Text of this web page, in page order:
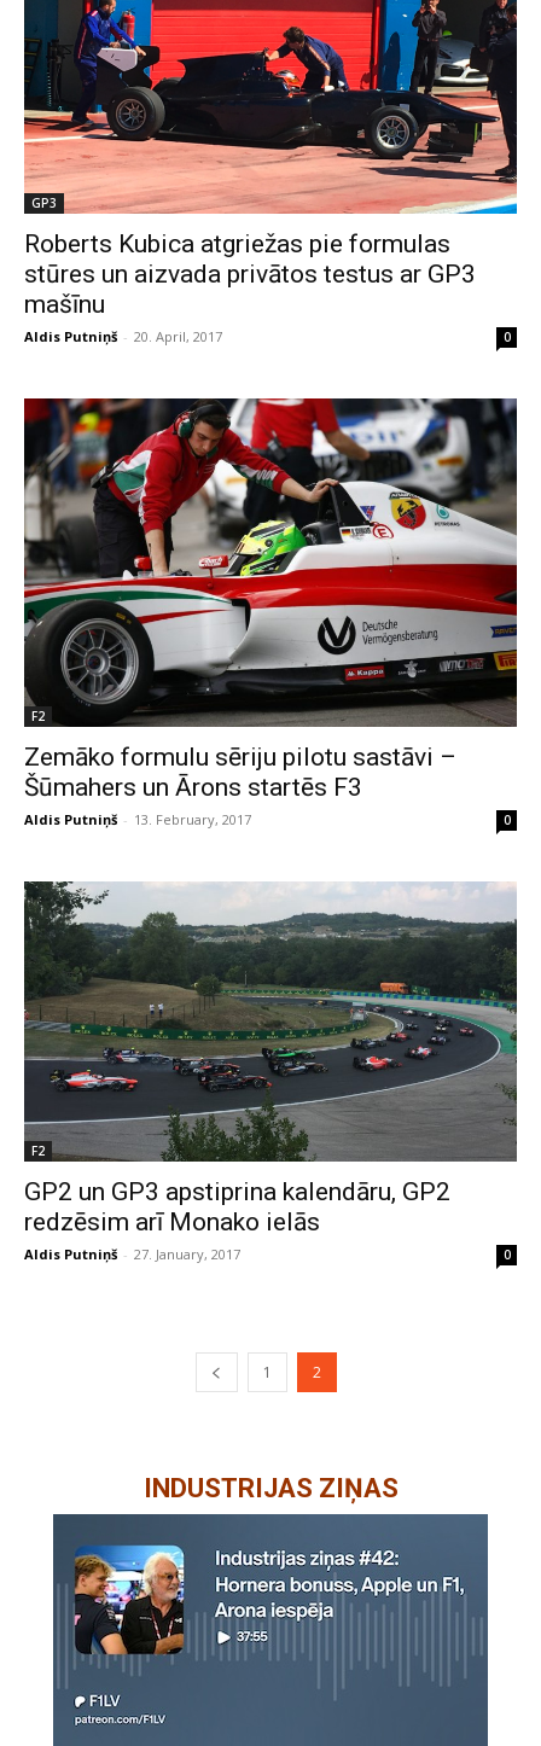
GP3
Roberts Kubica atgriežas pie formulas
stūres un aizvada privātos testus ar GP3
mašīnu
Aldis Putniņš - 20. April, 2017 0
F2
Zemāko formulu sēriju pilotu sastāvi –
Šūmahers un Ārons startēs F3
Aldis Putniņš - 13. February, 2017 0
F2
GP2 un GP3 apstiprina kalendāru, GP2
redzēsim arī Monako ielās
Aldis Putniņš - 27. January, 2017 0
1 2
INDUSTRIJAS ZIŅAS